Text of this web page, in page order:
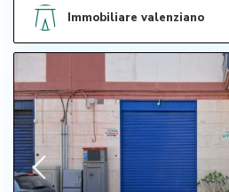
Immobiliare valenziano